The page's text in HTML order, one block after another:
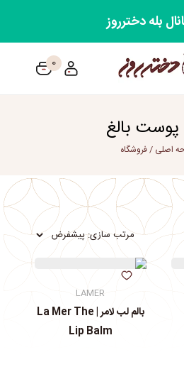
بله دخترروز
0
بالغ
اصلی /فروشگاه
LAMER
بالم لب لامر | La Mer The
Lip Balm